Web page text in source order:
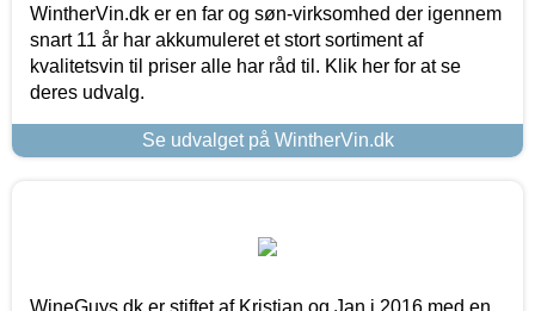
WintherVin.dk er en far og søn-virksomhed der igennem
snart 11 år har akkumuleret et stort sortiment af
kvalitetsvin til priser alle har råd til. Klik her for at se
deres udvalg.
Se udvalget på WintherVin.dk
WineGuys.dk er stiftet af Kristian og Jan i 2016 med en